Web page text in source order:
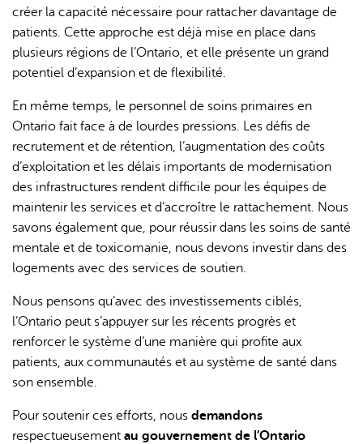
créer la capacité nécessaire pour rattacher davantage de
patients. Cette approche est déjà mise en place dans
plusieurs régions de l’Ontario, et elle présente un grand
potentiel d’expansion et de flexibilité.
En même temps, le personnel de soins primaires en
Ontario fait face à de lourdes pressions. Les défis de
recrutement et de rétention, l’augmentation des coûts
d’exploitation et les délais importants de modernisation
des infrastructures rendent difficile pour les équipes de
maintenir les services et d’accroître le rattachement. Nous
savons également que, pour réussir dans les soins de santé
mentale et de toxicomanie, nous devons investir dans des
logements avec des services de soutien.
Nous pensons qu’avec des investissements ciblés,
l’Ontario peut s’appuyer sur les récents progrès et
renforcer le système d’une manière qui profite aux
patients, aux communautés et au système de santé dans
son ensemble.
Pour soutenir ces efforts, nous demandons
respectueusement au gouvernement de l’Ontario